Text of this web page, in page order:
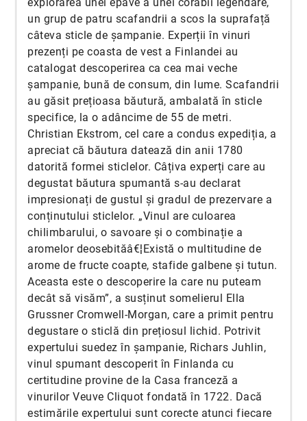
explorarea unei epave a unei corăbii legendare,
un grup de patru scafandrii a scos la suprafață
câteva sticle de șampanie. Experții în vinuri
prezenți pe coasta de vest a Finlandei au
catalogat descoperirea ca cea mai veche
șampanie, bună de consum, din lume. Scafandrii
au găsit prețioasa băutură, ambalată în sticle
specifice, la o adâncime de 55 de metri.
Christian Ekstrom, cel care a condus expediția, a
apreciat că băutura datează din anii 1780
datorită formei sticlelor. Câțiva experți care au
degustat băutura spumantă s-au declarat
impresionați de gustul și gradul de prezervare a
conținutului sticlelor. „Vinul are culoarea
chilimbarului, o savoare și o combinație a
aromelor deosebităâ€¦Există o multitudine de
arome de fructe coapte, stafide galbene și tutun.
Aceasta este o descoperire la care nu puteam
decât să visăm”, a susținut somelierul Ella
Grussner Cromwell-Morgan, care a primit pentru
degustare o sticlă din prețiosul lichid. Potrivit
expertului suedez în șampanie, Richars Juhlin,
vinul spumant descoperit în Finlanda cu
certitudine provine de la Casa franceză a
vinurilor Veuve Cliquot fondată în 1722. Dacă
estimările expertului sunt corecte atunci fiecare